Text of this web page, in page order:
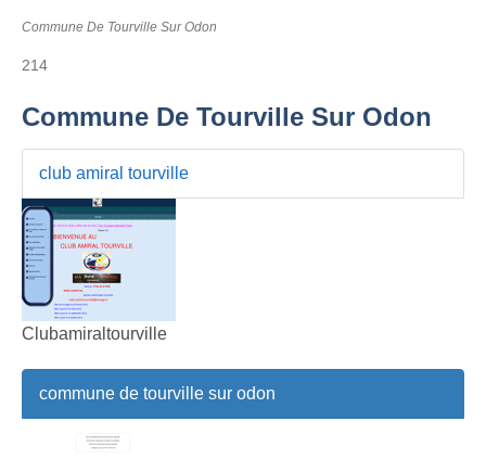
Commune De Tourville Sur Odon
214
Commune De Tourville Sur Odon
club amiral tourville
Clubamiraltourville
commune de tourville sur odon